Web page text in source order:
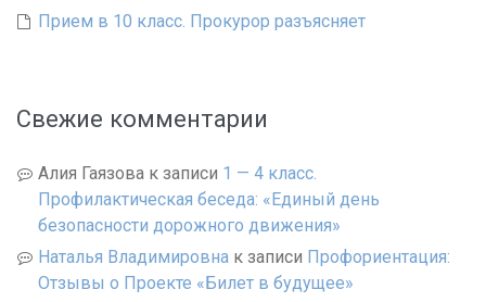
Прием в 10 класс. Прокурор разъясняет
Свежие комментарии
Алия Гаязова к записи 1 — 4 класс.
Профилактическая беседа: «Единый день
безопасности дорожного движения»
Наталья Владимировна к записи Профориентация:
Отзывы о Проекте «Билет в будущее»